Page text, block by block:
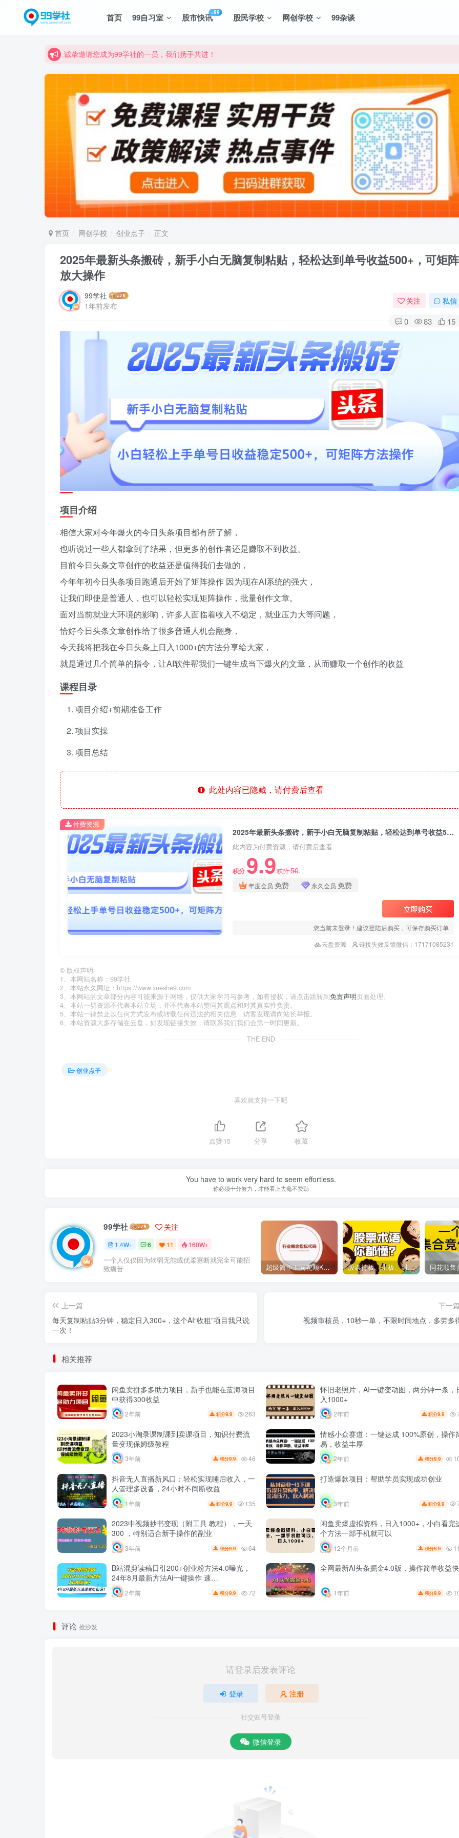
首页 99自习室 股市快讯+99 股民学校 网创学校 99杂谈
诚挚邀请您成为99学社的一员，我们携手共进！
诚挚邀请您成为99学社的一员，我们携手共进！
学习路上不孤独，99学社与你同行！分享全网优质VIP资源，炒股教程、创业教程、网络营销教程、自媒体短视频教程等，长
首页 网创学校 创业点子 正文
2025年最新头条搬砖，新手小白无脑复制粘贴，轻松达到单号收益500+，可矩阵
放大操作
99学社
1年前发布
关注 私信
0 83 15
项目介绍
相信大家对今年爆火的今日头条项目都有所了解，
也听说过一些人都拿到了结果，但更多的创作者还是赚取不到收益。
目前今日头条文章创作的收益还是值得我们去做的，
今年年初今日头条项目跑通后开始了矩阵操作 因为现在AI系统的强大，
让我们即使是普通人，也可以轻松实现矩阵操作，批量创作文章。
面对当前就业大环境的影响，许多人面临着收入不稳定，就业压力大等问题，
恰好今日头条文章创作给了很多普通人机会翻身，
今天我将把我在今日头条上日入1000+的方法分享给大家，
就是通过几个简单的指令，让AI软件帮我们一键生成当下爆火的文章，从而赚取一个创作的收益
课程目录
项目介绍+前期准备工作
项目实操
项目总结
此处内容已隐藏，请付费后查看
2025年最新头条搬砖，新手小白无脑复制粘贴，轻松达到单号收益500+，可矩阵放大操作
此内容为付费资源，请付费后查看
积分 9.9积分50
年度会员 免费 永久会员 免费
立即购买
您当前未登录！建议登陆后购买，可保存购买订单
云盘资源
链接失效反馈微信：17171085231
付费资源
© 版权声明
1、本网站名称：99学社
2、本站永久网址：https://www.xueshe9.com
3、本网站的文章部分内容可能来源于网络，仅供大家学习与参考，如有侵权，请点击跳转到免责声明页面处理。
4、本站一切资源不代表本站立场，并不代表本站赞同其观点和对其真实性负责。
5、本站一律禁止以任何方式发布或转载任何违法的相关信息，访客发现请向站长举报。
6、本站资源大多存储在云盘，如发现链接失效，请联系我们我们会第一时间更新。
THE END
创业点子
喜欢就支持一下吧
点赞15 分享 收藏
You have to work very hard to seem effortless.
你必须十分努力，才能看上去毫不费劲
99学社 关注
1.4W+ 6 11 160W+
一个人仅仅因为软弱无能或优柔寡断就完全可能招
致痛苦
超级简单！同花顺K线界面显示行业概念指标代码图解 股票打板、上板、封板、翘板、炸板是什么意思？炒股你必须懂的暗语！
上一篇
每天复制粘贴3分钟，稳定日入300+，这个AI“收租”项目我只说
一次！
下一篇
视频审核员，10秒一单，不限时间地点，多劳多
相关推荐
闲鱼卖拼多多助力项目，新手也能在蓝海项目
中获得300收益
2年前 积分9.9 263
怀旧老照片，AI一键变动图，两分钟一条，
入1000+
2年前 积分9.9
2023小淘录课制课到卖课项目，知识付费流
量变现保姆级教程
3年前 积分9.9 46
情感小众赛道：一键达成 100%原创，操作
易，收益丰厚
2年前 积分9.9
抖音无人直播新风口：轻松实现睡后收入，一
人管理多设备，24小时不间断收益
1年前 积分9.9 135
打造爆款项目：帮助学员实现成功创业
3年前 积分9.9
2023中视频抄书变现（附工具 教程），一天
300 ，特别适合新手操作的副业
3年前 积分9.9 64
闲鱼卖爆虚拟资料，日入1000+，小白看完
个方法一部手机就可以
12个月前 积分9.9
B站混剪读稿日引200+创业粉方法4.0曝光，
24年8月最新方法Ai一键操作 速…
2年前 积分9.9 72
全网最新AI头条掘金4.0版，操作简单收益快
1年前 积分9.9
评论 抢沙发
请登录后发表评论
登录 注册
社交账号登录
微信登录